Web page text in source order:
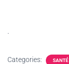
.
Categories: SANTÉ